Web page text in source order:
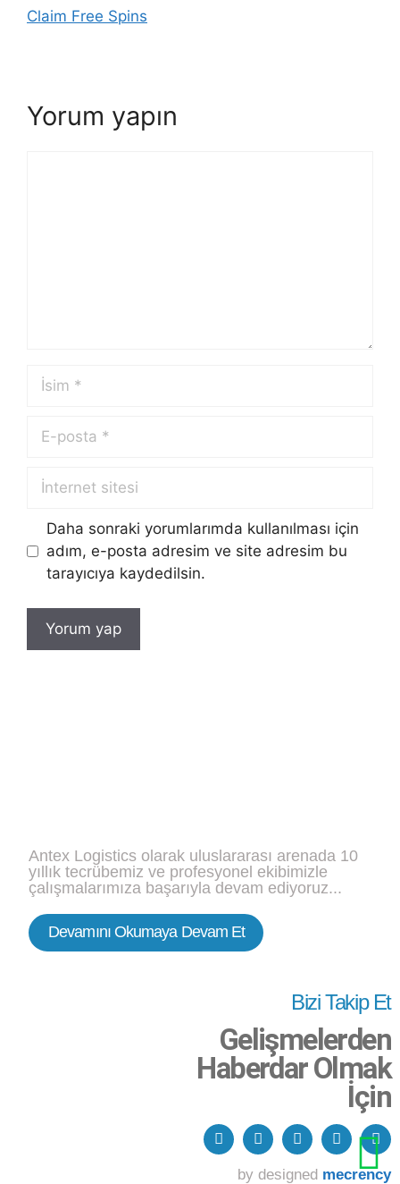
Claim Free Spins
Yorum yapın
Daha sonraki yorumlarımda kullanılması için
adım, e-posta adresim ve site adresim bu
tarayıcıya kaydedilsin.
Antex Logistics olarak uluslararası arenada 10
yıllık tecrübemiz ve profesyonel ekibimizle
çalışmalarımıza başarıyla devam ediyoruz...
Devamını Okumaya Devam Et
Bizi Takip Et
Gelişmelerden
Haberdar Olmak
İçin
by designed mecrency